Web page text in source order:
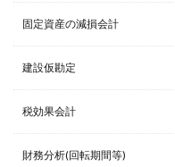
固定資産の減損会計
建設仮勘定
税効果会計
財務分析(回転期間等)